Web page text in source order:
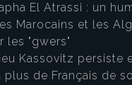
El Atrassi : un
Marocains et les
les "gwers"
Kassovitz persiste
plus de Français de